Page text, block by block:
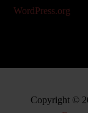
WordPress.org
Copyright ©